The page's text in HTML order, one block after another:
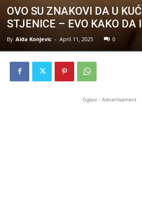
OVO SU ZNAKOVI DA U
STJENICE – EVO KAKO DA
By Aida Konjevic - April 11, 2025 0
Oglasi - Advertisement